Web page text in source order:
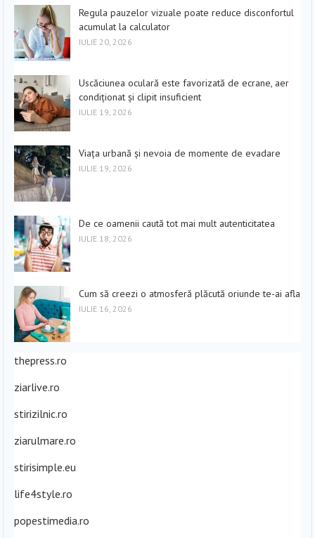
Regula pauzelor vizuale poate reduce disconfortul
acumulat la calculator
IULIE 20, 2026
Uscăciunea oculară este favorizată de ecrane, aer
condiționat și clipit insuficient
IULIE 19, 2026
Viața urbană și nevoia de momente de evadare
IULIE 19, 2026
De ce oamenii caută tot mai mult autenticitatea
IULIE 18, 2026
Cum să creezi o atmosferă plăcută oriunde te-ai afla
IULIE 16, 2026
thepress.ro
ziarlive.ro
stirizilnic.ro
ziarulmare.ro
stirisimple.eu
life4style.ro
popestimedia.ro